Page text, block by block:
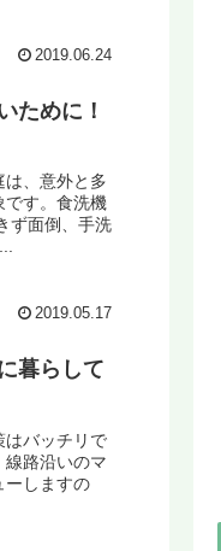
2019.06.24
ために！
、意外と多
です。食洗機
ず面倒、手洗
2019.05.17
暮らして
はバッチリで
線路沿いのマ
ーしますの